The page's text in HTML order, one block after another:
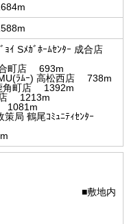
ｮｲ Sﾒｶﾞﾎｰﾑｾﾝﾀｰ 成合店
合町店 693m
ﾗﾑｰ) 高松西店 738m
角町店 1392m
店 1213m
1081m
策局 鶴尾ｺﾐｭﾆﾃｨｾﾝﾀｰ
内